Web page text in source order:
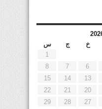
خ ج
س
1
6
7
8
13
14
15
20
21
22
27
28
29